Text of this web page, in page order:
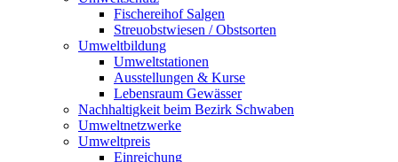
Fischereihof Salgen
Streuobstwiesen / Obstsorten
Umweltbildung
Umweltstationen
Ausstellungen & Kurse
Lebensraum Gewässer
Nachhaltigkeit beim Bezirk Schwaben
Umweltnetzwerke
Umweltpreis
Einreichung